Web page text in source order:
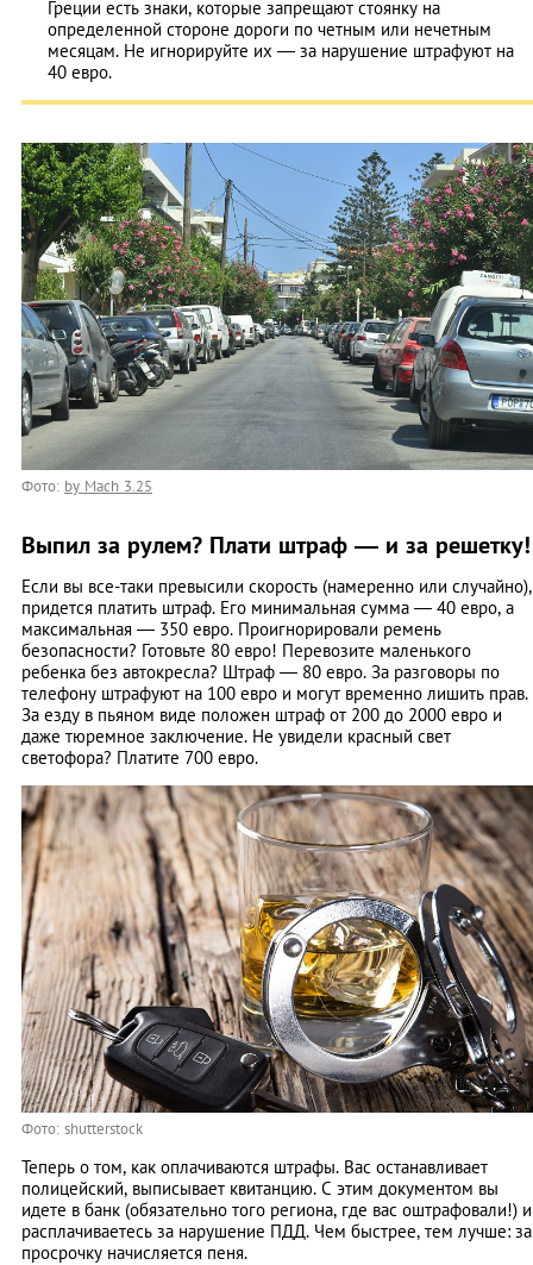
Греции есть знаки, которые запрещают стоянку на
определенной стороне дороги по четным или нечетным
месяцам. Не игнорируйте их — за нарушение штрафуют на
40 евро.
Фото: by Mach 3.25
Выпил за рулем? Плати штраф — и за решетку!
Если вы все-таки превысили скорость (намеренно или случайно),
придется платить штраф. Его минимальная сумма — 40 евро, а
максимальная — 350 евро. Проигнорировали ремень
безопасности? Готовьте 80 евро! Перевозите маленького
ребенка без автокресла? Штраф — 80 евро. За разговоры по
телефону штрафуют на 100 евро и могут временно лишить прав.
За езду в пьяном виде положен штраф от 200 до 2000 евро и
даже тюремное заключение. Не увидели красный свет
светофора? Платите 700 евро.
Фото: shutterstock
Теперь о том, как оплачиваются штрафы. Вас останавливает
полицейский, выписывает квитанцию. С этим документом вы
идете в банк (обязательно того региона, где вас оштрафовали!) и
расплачиваетесь за нарушение ПДД. Чем быстрее, тем лучше: за
просрочку начисляется пеня.